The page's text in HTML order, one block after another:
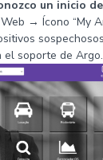
un inicio
→ Ícono “My
soporte de Argo.